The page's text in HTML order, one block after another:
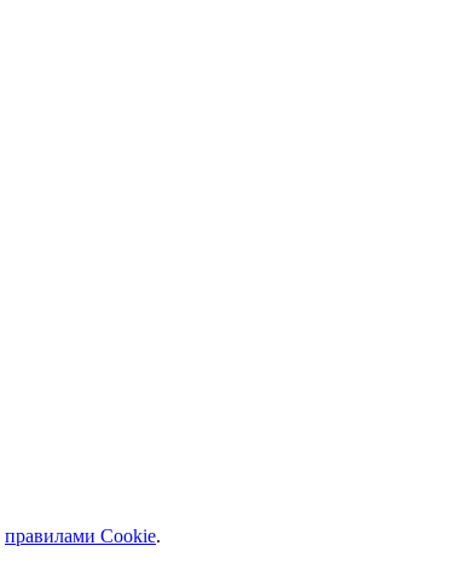
правилами Сookie.